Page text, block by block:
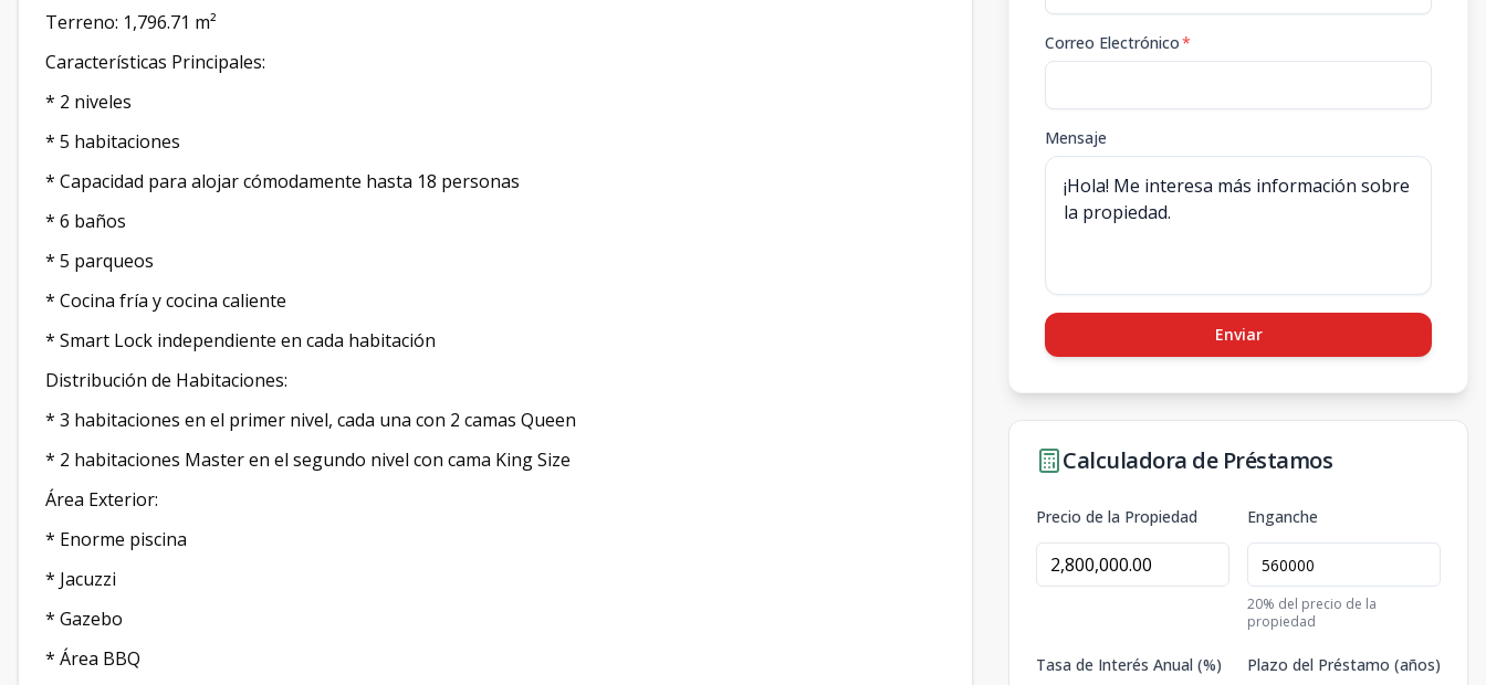
Terreno: 1,796.71 m²
Características Principales:
* 2 niveles
* 5 habitaciones
* Capacidad para alojar cómodamente hasta 18 personas
* 6 baños
* 5 parqueos
* Cocina fría y cocina caliente
* Smart Lock independiente en cada habitación
Distribución de Habitaciones:
* 3 habitaciones en el primer nivel, cada una con 2 camas Queen
* 2 habitaciones Master en el segundo nivel con cama King Size
Área Exterior:
* Enorme piscina
* Jacuzzi
* Gazebo
* Área BBQ
Correo Electrónico*
Mensaje
Enviar
Calculadora de Préstamos
Precio de la Propiedad Enganche
20% del precio de la
propiedad
Tasa de Interés Anual (%) Plazo del Préstamo (años)